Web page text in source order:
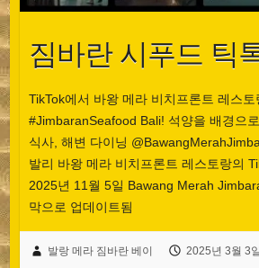
짐바란 시푸드 틱
TikTok에서 바왕 메라 비치프론트 레스
#JimbaranSeafood Bali! 석양을 배경으
식사, 해변 다이닝
발리 바왕 메라 비치프론트 레스토랑의
2025년 11월 5일 Bawang Merah
막으로 업데이트됨
발랑 메라 짐바란 베이 2025년 3월 3일